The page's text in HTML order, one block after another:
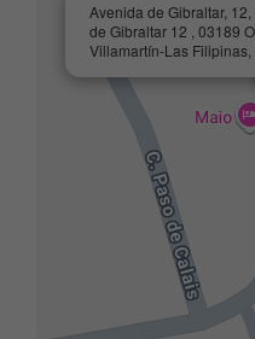
Avenida de Gibraltar,
de Gibraltar 12 , 03189
Villamartín-Las